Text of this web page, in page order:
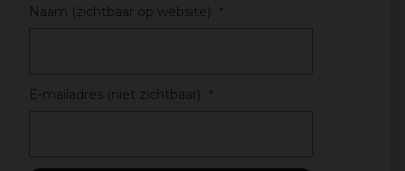
Naam (zichtbaar op website): *
E-mailadres (niet zichtbaar): *